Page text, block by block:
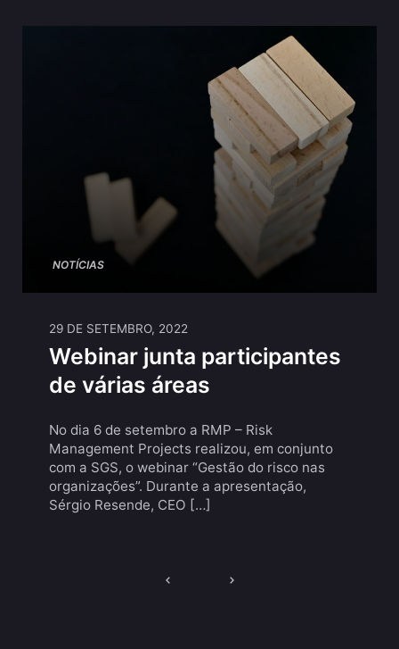
NOTÍCIAS
29 DE SETEMBRO, 2022
Webinar junta participantes
de várias áreas
No dia 6 de setembro a RMP – Risk
Management Projects realizou, em conjunto
com a SGS, o webinar “Gestão do risco nas
organizações”. Durante a apresentação,
Sérgio Resende, CEO […]